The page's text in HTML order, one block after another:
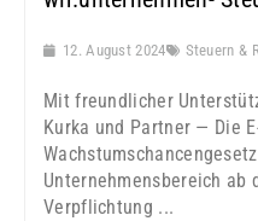
12. August 2024 Steuern &
Mit freundlicher
Kurka und Partner — Die
Unternehmensbereich ab
Verpflichtung ...